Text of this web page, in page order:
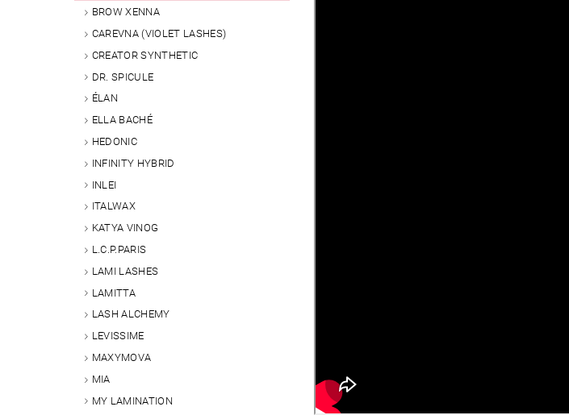
BROW XENNA
CAREVNA (VIOLET LASHES)
CREATOR SYNTHETIC
DR. SPICULE
ÉLAN
ELLA BACHÉ
HEDONIC
INFINITY HYBRID
INLEI
ITALWAX
KATYA VINOG
L.C.P.PARIS
LAMI LASHES
LAMITTA
LASH ALCHEMY
LEVISSIME
MAXYMOVA
MIA
MY LAMINATION